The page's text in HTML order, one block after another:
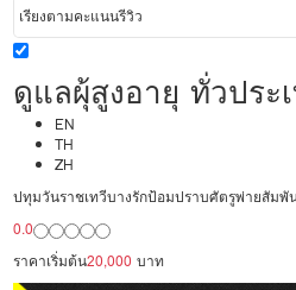
ดูแลผุ้สูงอายุ ทั่วประ
20,000/เดือน มืออา
ต่างชาติ
EN
TH
ZH
ปทุมวันราชเทวีบางรักป้อมปราบศัตรูพ่ายสัมพั
0.0
ราคาเริ่มต้น20,000 บาท